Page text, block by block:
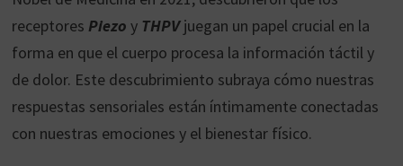
receptores Piezo y THPVjuegan un papel crucial en la
forma en que el cuerpo procesa la información táctil y
de dolor. Este descubrimiento subraya cómo nuestras
respuestas sensoriales están íntimamente conectadas
con nuestras emociones y el bienestar físico.